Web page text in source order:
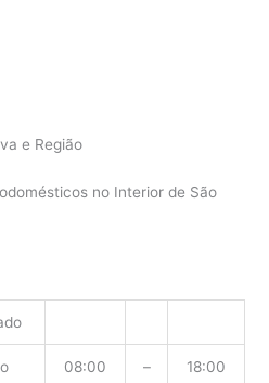
e Região
no Interior de São
08:00 – 18:00